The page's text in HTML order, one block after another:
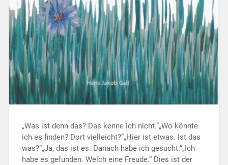
„Was ist denn das? Das kenne ich nicht.“„Wo könnte
ich es finden? Dort vielleicht?“„Hier ist etwas. Ist das
was?“„Ja, das ist es. Danach habe ich gesucht.“„Ich
habe es gefunden. Welch eine Freude.“ Dies ist der